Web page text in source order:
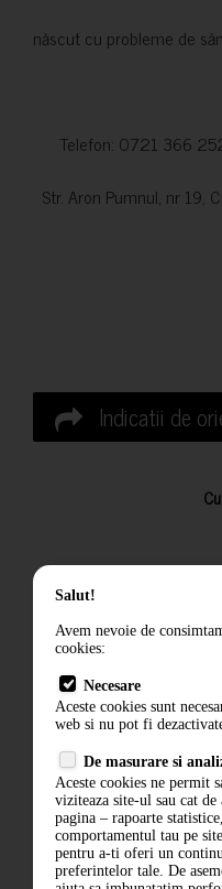
născut cu probleme de
Telefon: 0721 366
Str. Aron Pumnul, nr 19,
Indicatii de
Politica
Salut!
Avem nevoie de
cookies:
Necesare
Aceste cookies sunt
web si nu pot fi
De masurare si
Aceste cookies ne permit
viziteaza site-ul sau cat de
pagina – rapoarte
comportamentul tau pe
pentru a-ti oferi un
preferintelor tale. De